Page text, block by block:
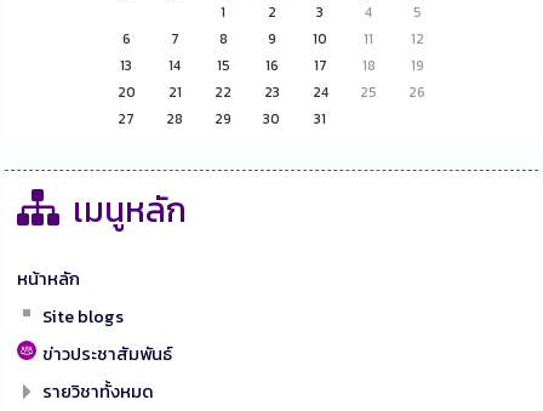
1
2 3 4
5
6
7 8 9 10 11
12
13
14 15 16 17 18
19
20
21 22 23 24 25
26
27
28 29 30 31
เมนูหลัก
หน้าหลัก
Site blogs
ข่าวประชาสัมพันธ์
รายวิชาทั้งหมด